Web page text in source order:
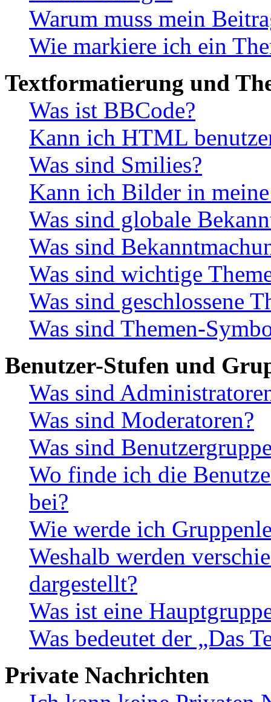
Warum muss mein
Wie markiere ich ein
Textformatierung und
Was ist BBCode?
Kann ich HTML
Was sind Smilies?
Kann ich Bilder in
Was sind globale
Was sind
Was sind wichtige
Was sind geschlossene
Was sind Themen-
Benutzer-Stufen und
Was sind
Was sind Moderatoren?
Was sind
Wo finde ich die
bei?
Wie werde ich
Weshalb werden
dargestellt?
Was ist eine
Was bedeutet der „Das
Private Nachrichten